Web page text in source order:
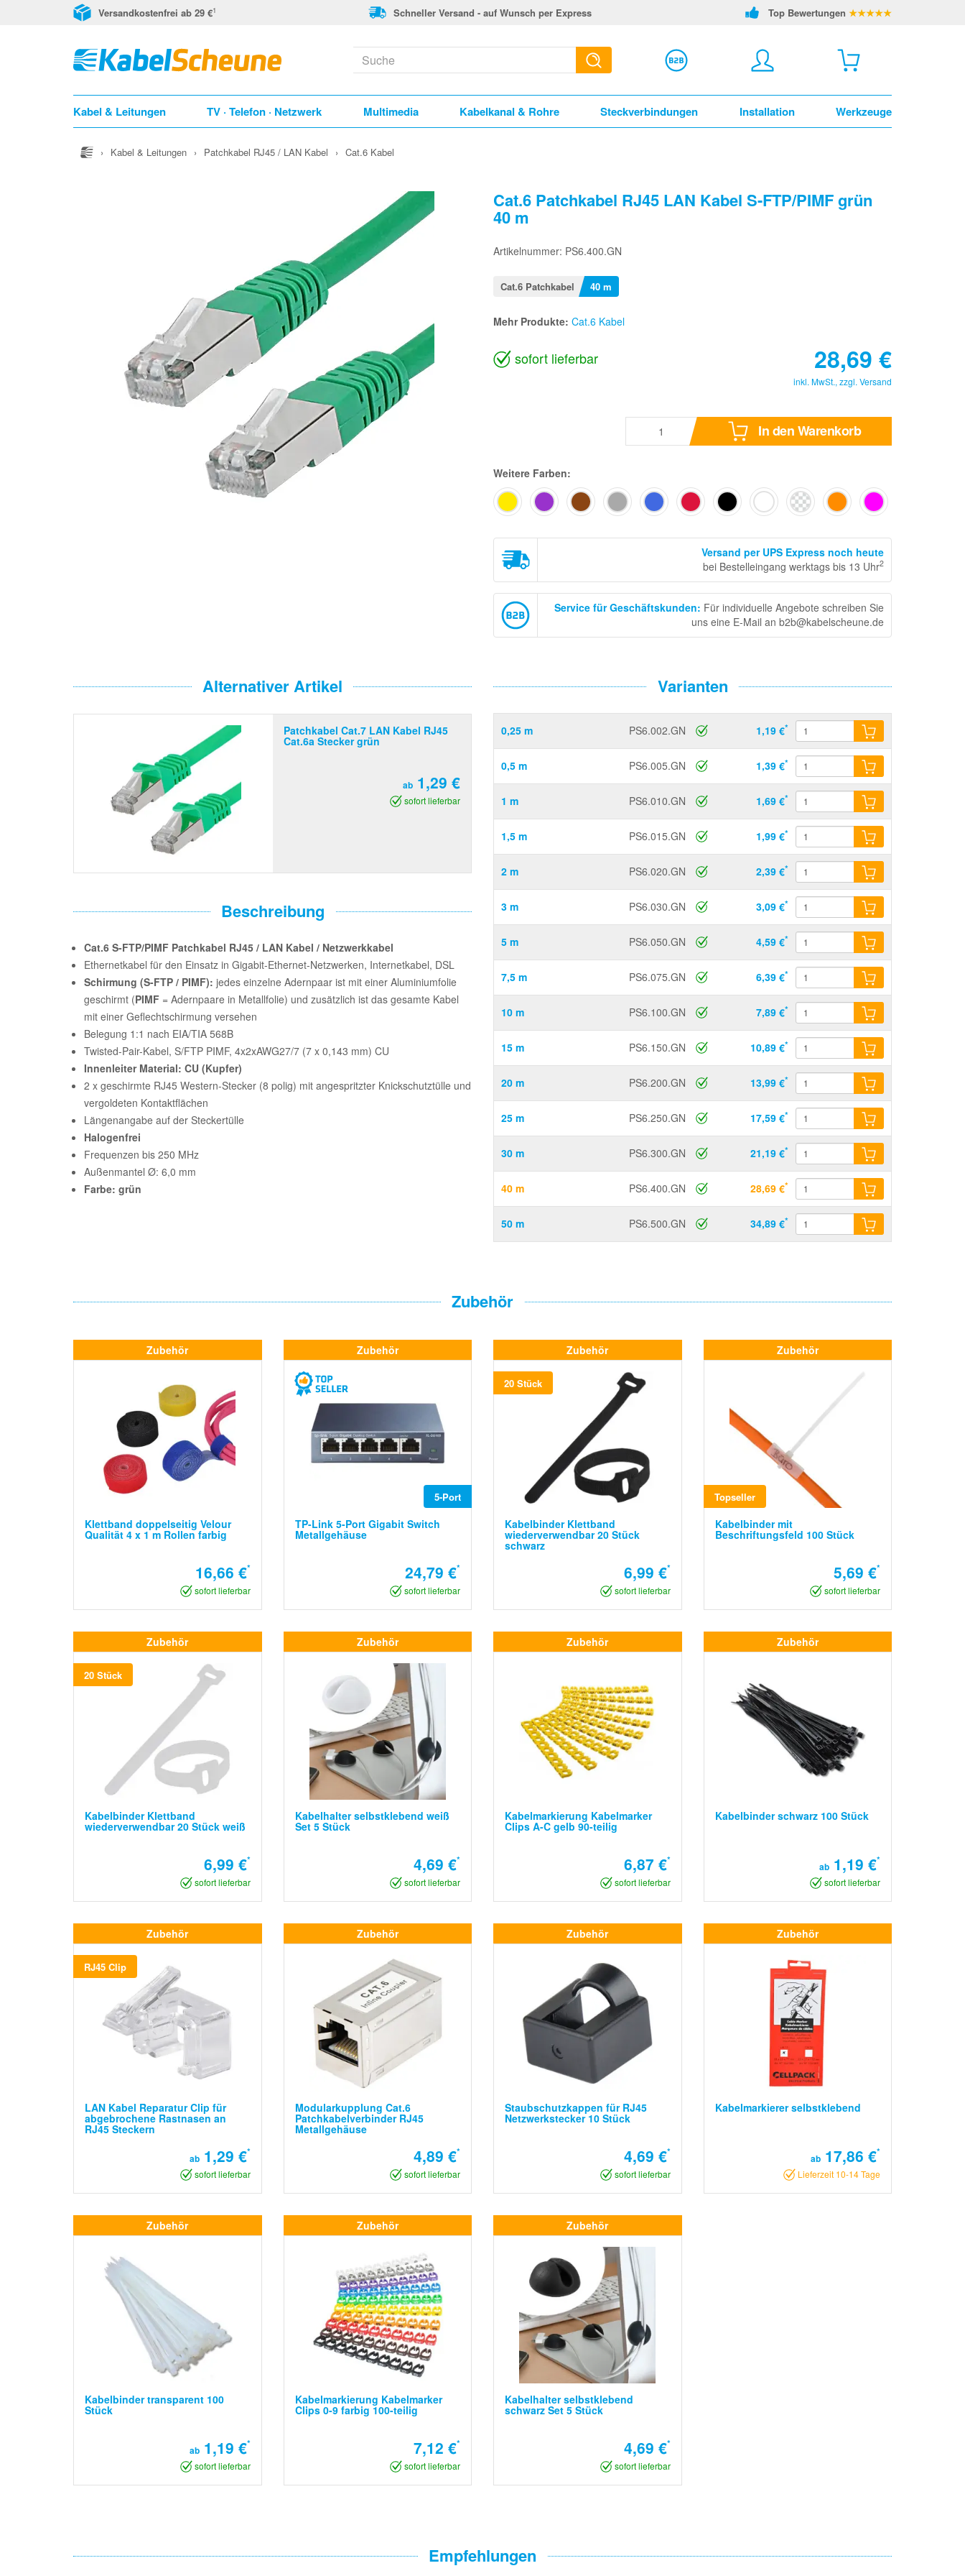
Versandkostenfrei ab 29 €1 Schneller Versand - auf Wunsch per Express Top Bewertungen ★★★★★
Kabel & Leitungen TV · Telefon · Netzwerk Multimedia Kabelkanal & Rohre Steckverbindungen Installation Werkzeuge
› Kabel & Leitungen › Patchkabel RJ45 / LAN Kabel › Cat.6 Kabel
Cat.6 Patchkabel RJ45 LAN Kabel S-FTP/PIMF grün
40 m
Artikelnummer: PS6.400.GN
Cat.6 Patchkabel 40 m
Mehr Produkte: Cat.6 Kabel
sofort lieferbar 28,69 €
inkl. MwSt., zzgl. Versand
In den Warenkorb
Weitere Farben:
Versand per UPS Express noch heute
bei Bestelleingang werktags bis 13 Uhr2
Service für Geschäftskunden: Für individuelle Angebote schreiben Sie
uns eine E-Mail an b2b@kabelscheune.de
Varianten
0,25 m PS6.002.GN 1,19 €*
0,5 m PS6.005.GN 1,39 €*
1 m PS6.010.GN 1,69 €*
1,5 m PS6.015.GN 1,99 €*
2 m PS6.020.GN 2,39 €*
3 m PS6.030.GN 3,09 €*
5 m PS6.050.GN 4,59 €*
7,5 m PS6.075.GN 6,39 €*
10 m PS6.100.GN 7,89 €*
15 m PS6.150.GN 10,89 €*
20 m PS6.200.GN 13,99 €*
25 m PS6.250.GN 17,59 €*
30 m PS6.300.GN 21,19 €*
40 m PS6.400.GN 28,69 €*
50 m PS6.500.GN 34,89 €*
Alternativer Artikel
Patchkabel Cat.7 LAN Kabel RJ45
Cat.6a Stecker grün
ab 1,29 €
sofort lieferbar
Beschreibung
Cat.6 S-FTP/PIMF Patchkabel RJ45 / LAN Kabel / Netzwerkkabel
Ethernetkabel für den Einsatz in Gigabit-Ethernet-Netzwerken, Internetkabel, DSL
Schirmung (S-FTP / PIMF): jedes einzelne Adernpaar ist mit einer Aluminiumfolie
geschirmt (PIMF = Adernpaare in Metallfolie) und zusätzlich ist das gesamte Kabel
mit einer Geflechtschirmung versehen
Belegung 1:1 nach EIA/TIA 568B
Twisted-Pair-Kabel, S/FTP PIMF, 4x2xAWG27/7 (7 x 0,143 mm) CU
Innenleiter Material: CU (Kupfer)
2 x geschirmte RJ45 Western-Stecker (8 polig) mit angespritzter Knickschutztülle und
vergoldeten Kontaktflächen
Längenangabe auf der Steckertülle
Halogenfrei
Frequenzen bis 250 MHz
Außenmantel Ø: 6,0 mm
Farbe: grün
Zubehör
Zubehör
Klettband doppelseitig Velour
Qualität 4 x 1 m Rollen farbig
16,66 €*
sofort lieferbar
Zubehör
5-Port
TP-Link 5-Port Gigabit Switch
Metallgehäuse
24,79 €*
sofort lieferbar
Zubehör
20 Stück
Kabelbinder Klettband
wiederverwendbar 20 Stück
schwarz
6,99 €*
sofort lieferbar
Zubehör
Topseller
Kabelbinder mit
Beschriftungsfeld 100 Stück
5,69 €*
sofort lieferbar
Zubehör
20 Stück
Kabelbinder Klettband
wiederverwendbar 20 Stück weiß
6,99 €*
sofort lieferbar
Zubehör
Kabelhalter selbstklebend weiß
Set 5 Stück
4,69 €*
sofort lieferbar
Zubehör
Kabelmarkierung Kabelmarker
Clips A-C gelb 90-teilig
6,87 €*
sofort lieferbar
Zubehör
Kabelbinder schwarz 100 Stück
ab 1,19 €*
sofort lieferbar
Zubehör
RJ45 Clip
LAN Kabel Reparatur Clip für
abgebrochene Rastnasen an
RJ45 Steckern
ab1,29 €*
sofort lieferbar
Zubehör
Modularkupplung Cat.6
Patchkabelverbinder RJ45
Metallgehäuse
4,89 €*
sofort lieferbar
Zubehör
Staubschutzkappen für RJ45
Netzwerkstecker 10 Stück
4,69 €*
sofort lieferbar
Zubehör
Kabelmarkierer selbstklebend
ab 17,86 €*
Lieferzeit 10-14 Tage
Zubehör
Kabelbinder transparent 100
Stück
ab1,19 €*
sofort lieferbar
Zubehör
Kabelmarkierung Kabelmarker
Clips 0-9 farbig 100-teilig
7,12 €*
sofort lieferbar
Zubehör
Kabelhalter selbstklebend
schwarz Set 5 Stück
4,69 €*
sofort lieferbar
Empfehlungen